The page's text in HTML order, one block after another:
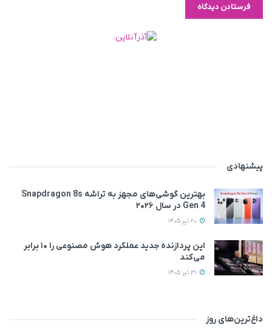
پیشنهادی
بهترین گوشی‌های مجهز به تراشه Snapdragon 8s
Gen 4 در سال ۲۰۲۶
این پردازنده جدید عملکرد هوش مصنوعی را ۱۰ برابر
می‌کند
داغ‌ترین‌های روز